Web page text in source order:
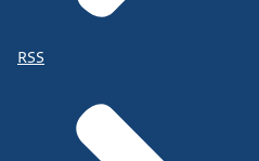
RSS